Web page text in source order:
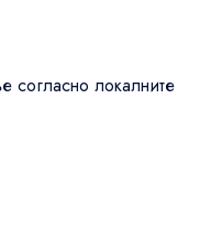
согласно локалните